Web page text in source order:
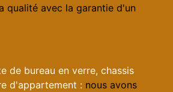
qualité avec la garantie d'un
de bureau en verre, chassis
d'appartement : nous avons